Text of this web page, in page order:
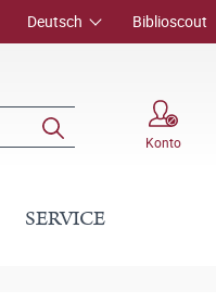
Deutsch Biblioscout
Konto
SERVICE